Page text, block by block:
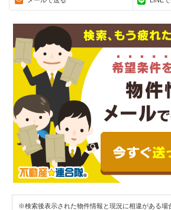
※検索後表示された物件情報と現況に相違がある場